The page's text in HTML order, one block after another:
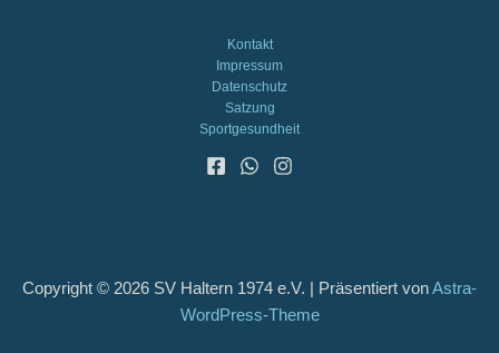
Kontakt
Impressum
Datenschutz
Satzung
Sportgesundheit
Copyright © 2026 SV Haltern 1974 e.V. | Präsentiert vonAstra-
WordPress-Theme